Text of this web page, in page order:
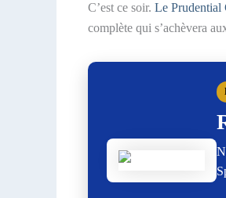
C’est ce soir. Le Prudential
complète qui s’achèvera